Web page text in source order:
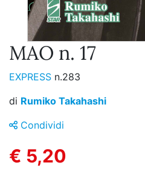
MAO n. 17
EXPRESS n.283
di Rumiko Takahashi
Condividi
€ 5,20